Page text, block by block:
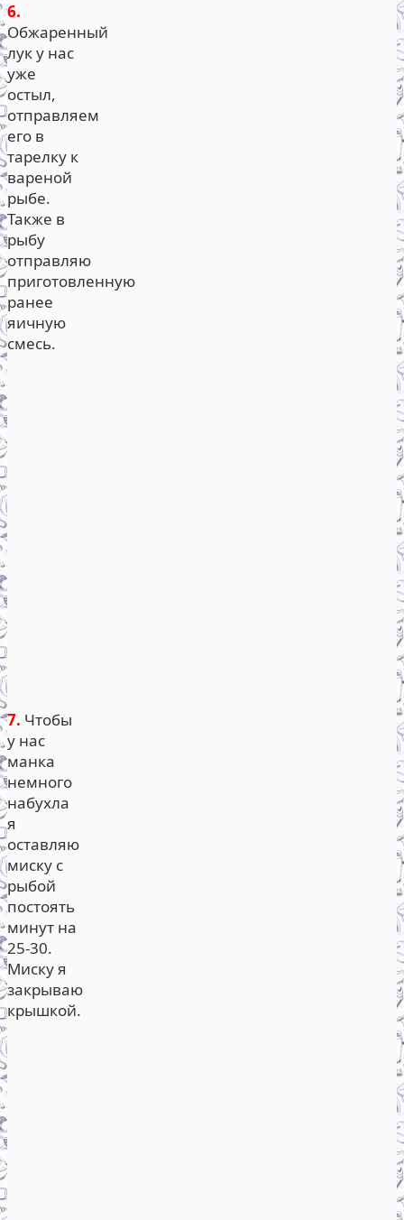
6.
Обжаренный
лук у нас
уже
остыл,
отправляем
его в
тарелку к
вареной
рыбе.
Также в
рыбу
отправляю
приготовленную
ранее
яичную
смесь.
7. Чтобы
у нас
манка
немного
набухла
я
оставляю
миску с
рыбой
постоять
минут на
25-30.
Миску я
закрываю
крышкой.